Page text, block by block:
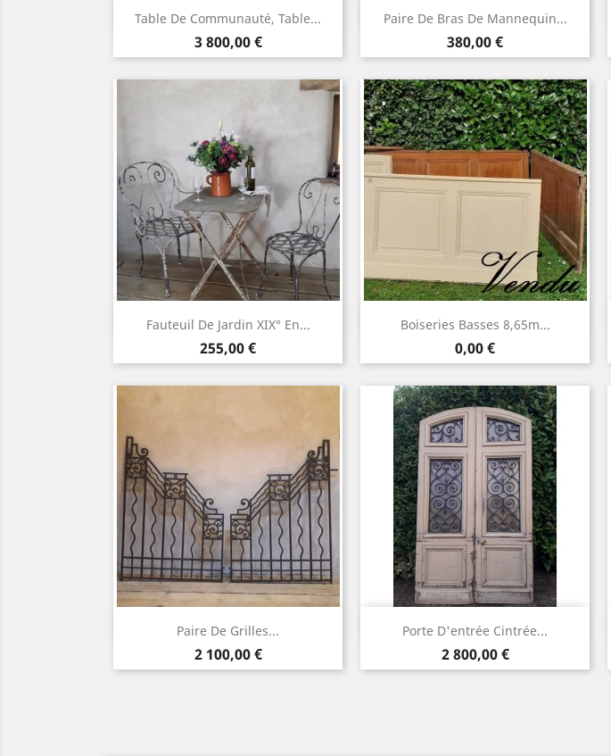
Table De Communauté, Table...
Prix
3 800,00 €
 Aperçu rapide Paire De Bras De Mannequin...
Prix
380,00 €
 Aperçu rapide
Fauteuil De Jardin XIX° En...
Prix
255,00 €
Aperçu rapide Boiseries Basses 8,65m...
Prix
0,00 €
Aperçu rapide
Paire De Grilles...
Prix
2 100,00 €
Aperçu rapide Porte D'entrée Cintrée...
Prix
2 800,00 €
 Aperçu rapide